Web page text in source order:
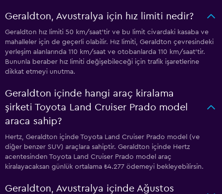
Geraldton, Avustralya için hız limiti nedir?
Geraldton hız limiti 50 km/saat'tir ve bu limit civardaki kasaba ve
mahalleler için de geçerli olabilir. Hız limiti, Geraldton çevresindeki
yerleşim alanlarında 110 km/saat ve otobanlarda 110 km/saat'tir.
Bununla beraber hız limiti değişebileceği için trafik işaretlerine
dikkat etmeyi unutma.
Geraldton içinde hangi araç kiralama
şirketi Toyota Land Cruiser Prado model
araca sahip?
Hertz, Geraldton içinde Toyota Land Cruiser Prado model (ve
diğer benzer SUV) araçlara sahiptir. Geraldton içinde Hertz
acentesinden Toyota Land Cruiser Prado model araç
kiralayacaksan günlük ortalama ₺4.277 ödemeyi bekleyebilirsin.
Geraldton, Avustralya içinde Ağustos